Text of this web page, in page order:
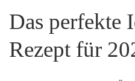
Das perfekte
Rezept für